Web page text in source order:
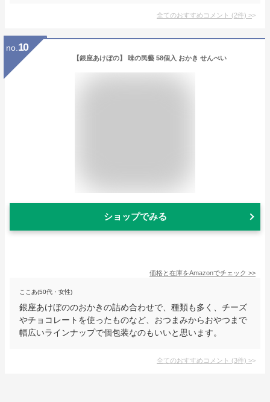
全てのおすすめコメント (2件) >
no. 10
【銀座あけぼの】 味の民藝 58個入 おかき せんべい
ショップでみる
価格と在庫をAmazonでチェック >>
ここあ(50代・女性)
銀座あけぼののおかきの詰め合わせで、種類も多く、チーズ
やチョコレートを使ったものなど、おつまみからおやつまで
幅広いラインナップで個包装なのもいいと思います。
全てのおすすめコメント (3件) >